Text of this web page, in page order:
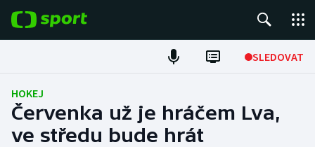
SLEDOVAT
Fotbal
Hokej
HOKEJ
Červenka už je hráčem Lva,
ve středu bude hrát